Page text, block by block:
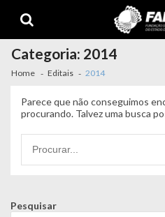
navigation
content
Categoria: 2014
Home Editais 2014
Parece que não conseguimos
procurando. Talvez uma busca
por:
Pesquisar